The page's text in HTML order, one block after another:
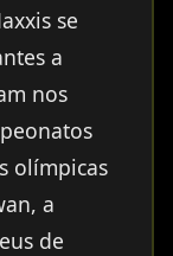
se
a
nos
olímpicas
a
de